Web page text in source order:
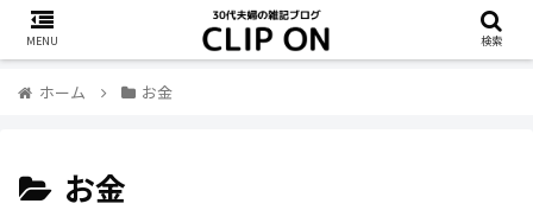
ホーム お金
お金
MENU 検索